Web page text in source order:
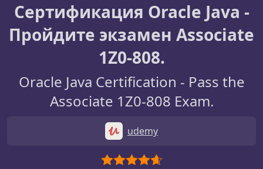
Сертификация Oracle Java -
Пройдите экзамен Associate
1Z0-808.
Oracle Java Certification - Pass the
Associate 1Z0-808 Exam.
udemy